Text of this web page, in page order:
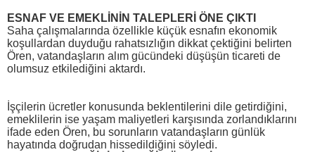
ESNAF VE EMEKLİNİN TALEPLERİ ÖNE ÇIKTI
Saha çalışmalarında özellikle küçük esnafın ekonomik
koşullardan duyduğu rahatsızlığın dikkat çektiğini belirten
Ören, vatandaşların alım gücündeki düşüşün ticareti de
olumsuz etkilediğini aktardı.
İşçilerin ücretler konusunda beklentilerini dile getirdiğini,
emeklilerin ise yaşam maliyetleri karşısında zorlandıklarını
ifade eden Ören, bu sorunların vatandaşların günlük
hayatında doğrudan hissedildiğini söyledi.